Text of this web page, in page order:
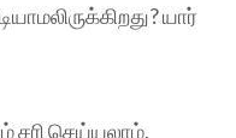
யார்
செய்யலாம்.